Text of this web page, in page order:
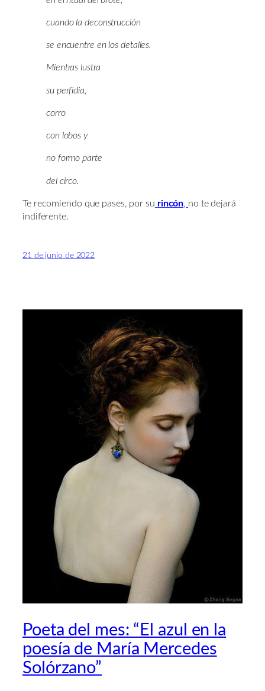
cuando la deconstrucción
se encuentre en los detalles.
Mientras lustra
su perfidia,
corro
con lobos y
no formo parte
del circo.
Te recomiendo que pases, por su rincón, no te dejará
indiferente.
21 de junio de 2022
Poeta del mes: “El azul en la
poesía de María Mercedes
Solórzano”